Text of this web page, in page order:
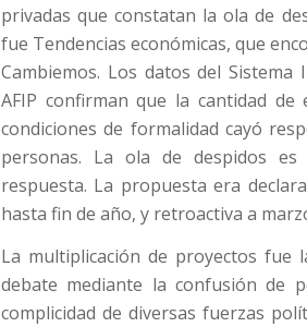
privadas que constatan la ola de
fue Tendencias económicas, que
Cambiemos. Los datos del
AFIP confirman que la cantidad
condiciones de formalidad cayó
personas. La ola de despidos
respuesta. La propuesta era
hasta fin de año, y retroactiva a
La multiplicación de proyectos
debate mediante la confusión de
complicidad de diversas fuerzas